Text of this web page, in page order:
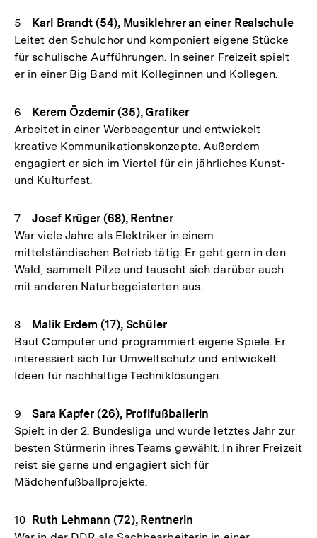
Karl Brandt (54), Musiklehrer an einer Realschule
Leitet den Schulchor und komponiert eigene Stücke
für schulische Aufführungen. In seiner Freizeit spielt
er in einer Big Band mit Kolleginnen und Kollegen.
Kerem Özdemir (35), Grafiker
Arbeitet in einer Werbeagentur und entwickelt
kreative Kommunikationskonzepte. Außerdem
engagiert er sich im Viertel für ein jährliches Kunst-
und Kulturfest.
Josef Krüger (68), Rentner
War viele Jahre als Elektriker in einem
mittelständischen Betrieb tätig. Er geht gern in den
Wald, sammelt Pilze und tauscht sich darüber auch
mit anderen Naturbegeisterten aus.
Malik Erdem (17), Schüler
Baut Computer und programmiert eigene Spiele. Er
interessiert sich für Umweltschutz und entwickelt
Ideen für nachhaltige Techniklösungen.
Sara Kapfer (26), Profifußballerin
Spielt in der 2. Bundesliga und wurde letztes Jahr zur
besten Stürmerin ihres Teams gewählt. In ihrer Freizeit
reist sie gerne und engagiert sich für
Mädchenfußballprojekte.
Ruth Lehmann (72), Rentnerin